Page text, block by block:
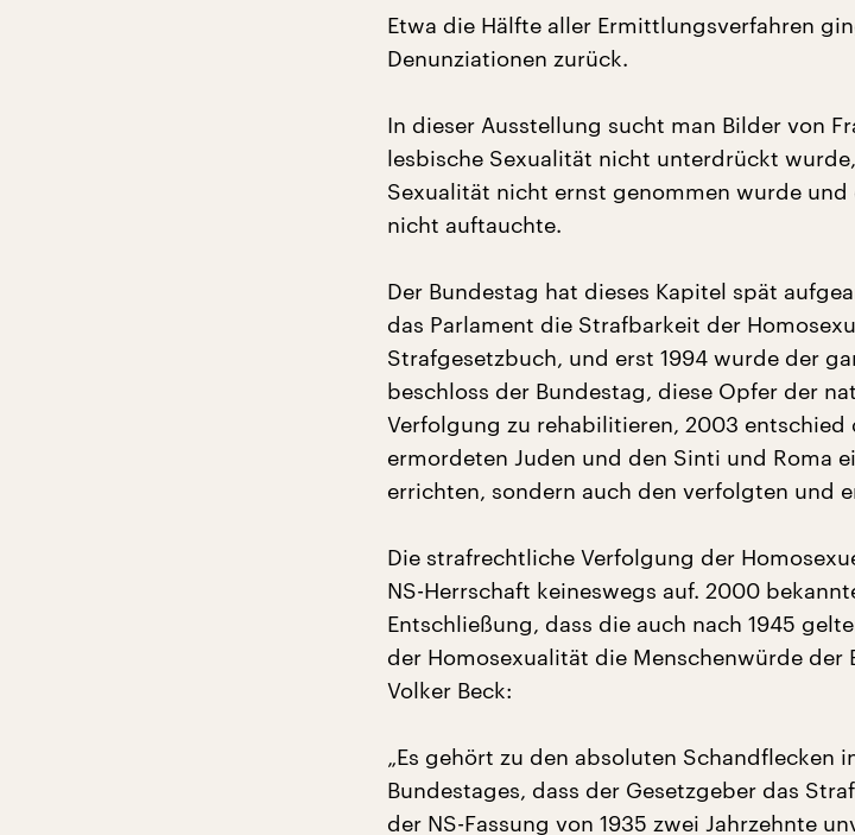
Etwa die Hälfte aller Ermittlungsverfahren
Denunziationen zurück.
In dieser Ausstellung sucht man Bilder von
lesbische Sexualität nicht unterdrückt
Sexualität nicht ernst genommen wurde
nicht auftauchte.
Der Bundestag hat dieses Kapitel spät
das Parlament die Strafbarkeit der
Strafgesetzbuch, und erst 1994 wurde der
beschloss der Bundestag, diese Opfer der
Verfolgung zu rehabilitieren, 2003 entschied
ermordeten Juden und den Sinti und Roma
errichten, sondern auch den verfolgten und
Die strafrechtliche Verfolgung der
NS-Herrschaft keineswegs auf. 2000
Entschließung, dass die auch nach 1945
der Homosexualität die Menschenwürde der
Volker Beck:
„Es gehört zu den absoluten Schandflecken
Bundestages, dass der Gesetzgeber das
der NS-Fassung von 1935 zwei Jahrzehnte